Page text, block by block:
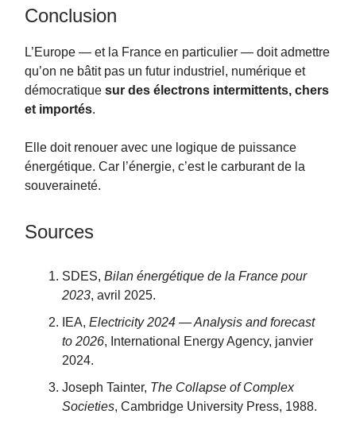
Conclusion
L’Europe — et la France en particulier — doit admettre
qu’on ne bâtit pas un futur industriel, numérique et
démocratique sur des électrons intermittents, chers
et importés.
Elle doit renouer avec une logique de puissance
énergétique. Car l’énergie, c’est le carburant de la
souveraineté.
Sources
SDES, Bilan énergétique de la France pour
2023, avril 2025.
IEA, Electricity 2024 — Analysis and forecast
to 2026, International Energy Agency, janvier
2024.
Joseph Tainter, The Collapse of Complex
Societies, Cambridge University Press, 1988.